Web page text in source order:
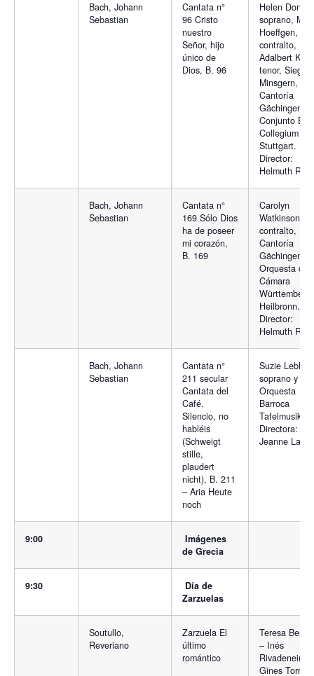
Bach, Johann
Sebastian
Cantata n°
96 Cristo
nuestro
Señor, hijo
único de
Dios, B. 96
Helen
soprano,
Hoeffgen,
contralto,
Adalbert
tenor,
Minsgern,
Cantoría
Gächingen y
Conjunto
Collegium de
Stuttgart.
Director:
Helmuth
Bach, Johann
Sebastian
Cantata n°
169 Sólo Dios
ha de poseer
mi corazón,
B. 169
Carolyn
Watkinson,
contralto,
Cantoría
Gächingen y
Orquesta de
Cámara
Württemberg,
Heilbronn.
Director:
Helmuth
Bach, Johann
Sebastian
Cantata n°
211 secular
Cantata del
Café.
Silencio, no
habléis
(Schweigt
stille,
plaudert
nicht), B. 211
– Aria Heute
noch
Suzie
soprano y
Orquesta
Barroca
Tafelmusik.
Directora:
Jeanne
9:00
Imágenes
de Grecia
9:30
Día de
Zarzuelas
Soutullo,
Reveriano
Zarzuela El
último
romántico
Teresa
– Inés
Rivadeneira –
Gines